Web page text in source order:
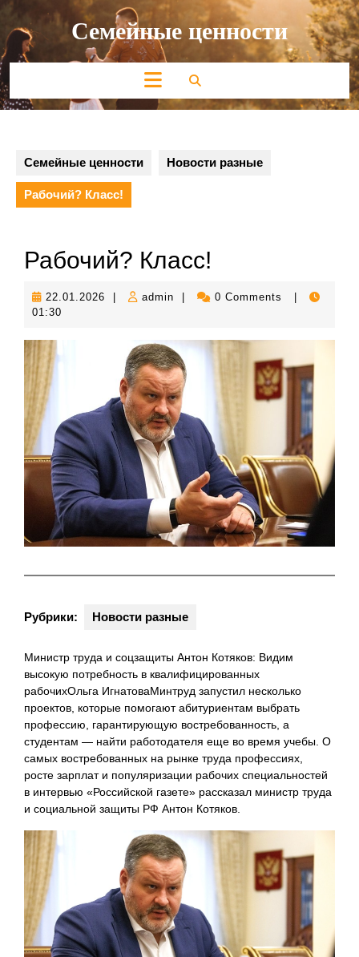
Перейти
содержимому Семейные ценности
Кнопка
Открыть
Семейные ценности Новости разные
Рабочий? Класс!
Рабочий? Класс!
22.01.2026 22.01.2026
admin admin 0 Comments
01:30
Рубрики: Новости разные
Министр труда и соцзащиты Антон Котяков: Видим
высокую потребность в квалифицированных
рабочихОльга ИгнатоваМинтруд запустил несколько
проектов, которые помогают абитуриентам выбрать
профессию, гарантирующую востребованность, а
студентам — найти работодателя еще во время учебы. О
самых востребованных на рынке труда профессиях,
росте зарплат и популяризации рабочих специальностей
в интервью «Российской газете» рассказал министр труда
и социальной защиты РФ Антон Котяков.